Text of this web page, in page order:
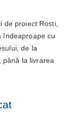
de proiect Rosti,
îndeaproape cu
de la
până la livrarea